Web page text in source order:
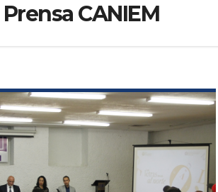
Prensa CANIEM